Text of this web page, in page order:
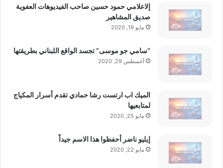
إلاعلامي حمود حسين صاحب الفيديوهات العفوية
صديق المشاهير
مايو 19, 2020
“سامي جو موسى” تجسد الواقع اللبناني بطريقتها
أغسطس 29, 2020
الميك اب ارتست رشا حمادي تقدم أسرار المكياج
لمتابعيها
مايو 25, 2020
إيليو ناضر أحفظوا هذا الاسم جيداً
مايو 22, 2020